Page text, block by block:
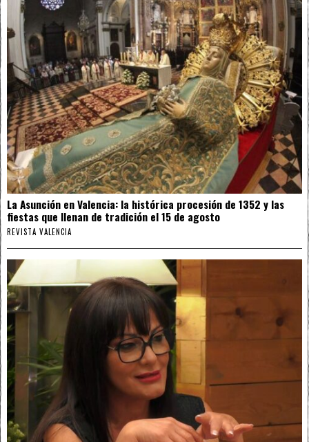
La Asunción en Valencia: la histórica procesión de 1352 y las
fiestas que llenan de tradición el 15 de agosto
REVISTA VALENCIA